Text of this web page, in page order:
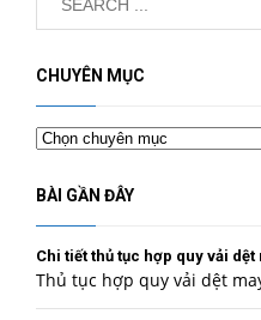
CHUYÊN MỤC
Chuyên
mục
BÀI GẦN ĐÂY
Chi tiết thủ tục hợp quy vải dệt
Thủ tục hợp quy vải dệt